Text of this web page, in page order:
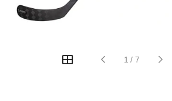
1 / 7